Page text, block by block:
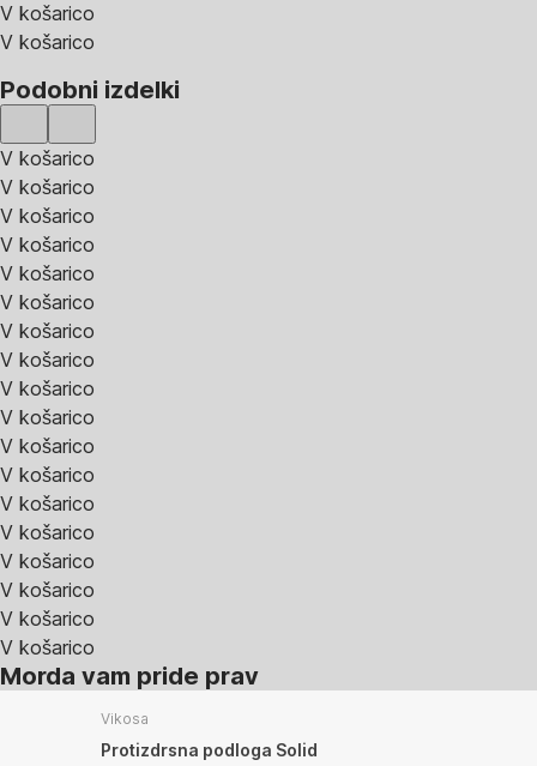
V košarico
V košarico
Podobni izdelki
V košarico
V košarico
V košarico
V košarico
V košarico
V košarico
V košarico
V košarico
V košarico
V košarico
V košarico
V košarico
V košarico
V košarico
V košarico
V košarico
V košarico
V košarico
Morda vam pride prav
Vikosa
Protizdrsna podloga Solid